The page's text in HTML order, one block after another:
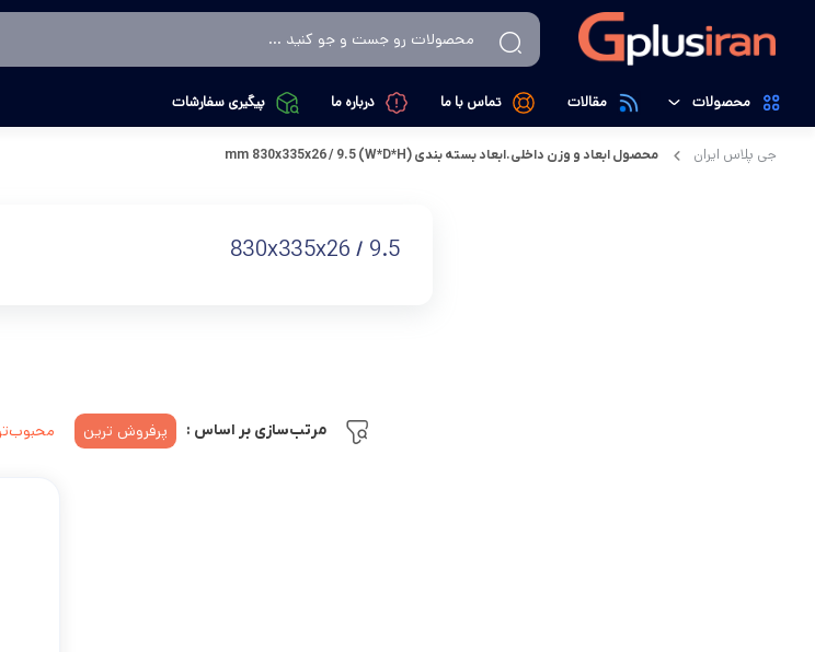
محصولات
تهویه، سرمایش و گرمایش کولرگازی
مقالات تماس با ما درباره ما پیگیری سفارشات
جی پلاس ایران محصول ابعاد و وزن داخلی.ابعاد بسته بندی (W*D*H) mm 830x335x26 / 9.5
830x335x26 / 9.5
مرتب‌سازی بر اساس : پرفروش ترین